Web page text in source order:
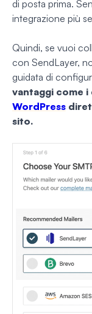
di posta prima.
integrazione più
Quindi, se vuoi
con SendLayer,
guidata di
vantaggi come i
WordPress
sito.